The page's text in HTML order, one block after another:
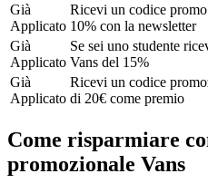
Già
Applicato
Ricevi un codice
10% con la newsletter
Già
Applicato
Se sei uno studente
Vans del 15%
Già
Applicato
Ricevi un codice
di 20€ come premio
Come risparmiare
promozionale Vans